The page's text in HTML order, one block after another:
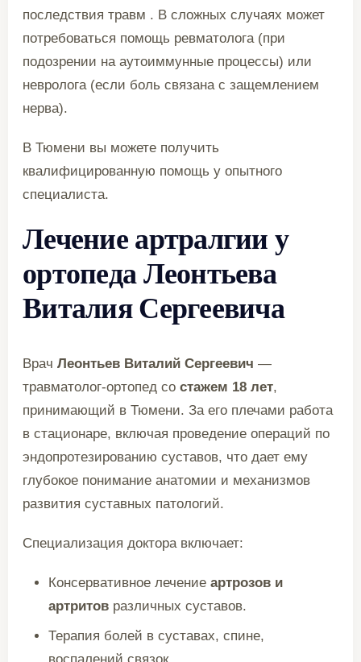
последствия травм . В сложных случаях может
потребоваться помощь ревматолога (при
подозрении на аутоиммунные процессы) или
невролога (если боль связана с защемлением
нерва).
В Тюмени вы можете получить
квалифицированную помощь у опытного
специалиста.
Лечение артралгии у
ортопеда Леонтьева
Виталия Сергеевича
Врач Леонтьев Виталий Сергеевич —
травматолог-ортопед со стажем 18 лет,
принимающий в Тюмени. За его плечами работа
в стационаре, включая проведение операций по
эндопротезированию суставов, что дает ему
глубокое понимание анатомии и механизмов
развития суставных патологий.
Специализация доктора включает:
Консервативное лечение артрозов и
артритов различных суставов.
Терапия болей в суставах, спине,